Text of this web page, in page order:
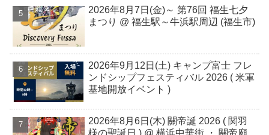
2026年8月7日(金)～ 第76回 福生七夕
まつり @ 福生駅～牛浜駅周辺 (福生市)
2026年9月12日(土) キャンプ富士 フレ
ンドシップフェスティバル 2026 ( 米軍
基地開放イベント )
2026年8月6日(木) 關帝誕 2026 ( 関羽
様の聖誕日 ) @ 横浜中華街 ・ 關帝廟